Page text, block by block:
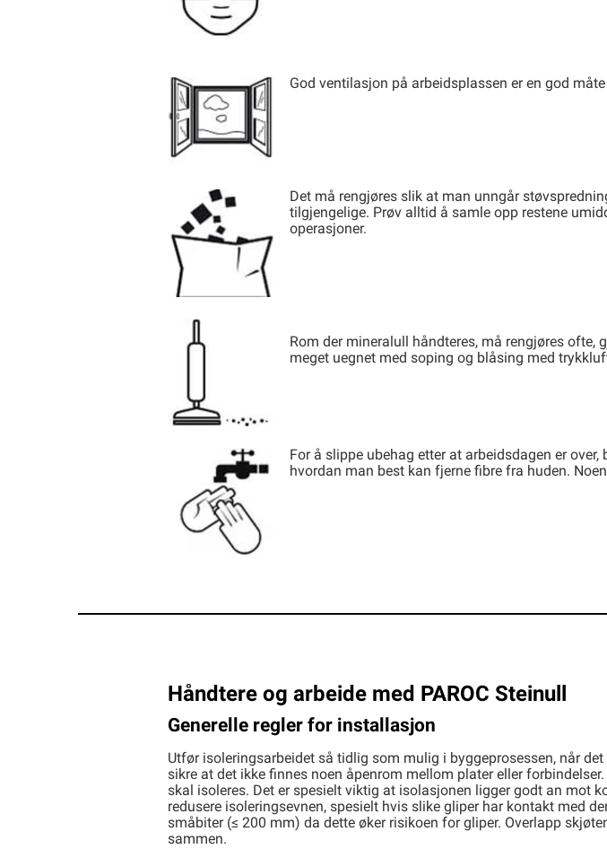
God ventilasjon på arbeidsplassen er en god
Det må rengjøres slik at man unngår
tilgjengelige. Prøv alltid å samle opp restene
operasjoner.
Rom der mineralull håndteres, må rengjøres ofte,
meget uegnet med soping og blåsing med
For å slippe ubehag etter at arbeidsdagen er
hvordan man best kan fjerne fibre fra huden.
Håndtere og arbeide med PAROC Steinull
Generelle regler for installasjon
Utfør isoleringsarbeidet så tidlig som mulig i byggeprosessen, når
sikre at det ikke finnes noen åpenrom mellom plater eller
skal isoleres. Det er spesielt viktig at isolasjonen ligger godt an mot
redusere isoleringsevnen, spesielt hvis slike gliper har kontakt med
småbiter (≤ 200 mm) da dette øker risikoen for gliper. Overlapp
sammen.